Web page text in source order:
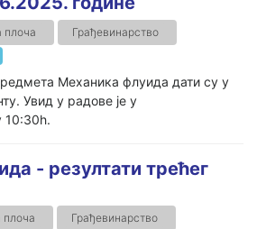
плоча
Грађевинарство
Механика флуида дати су у
Увид у радове је у
10:30h.
- резултати трећег
плоча
Грађевинарство